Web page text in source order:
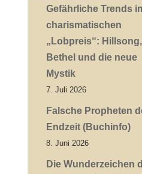
Gefährliche Trends
charismatischen
„Lobpreis“: Hillsong,
Bethel und die neue
Mystik
7. Juli 2026
Falsche Propheten
Endzeit (Buchinfo)
8. Juni 2026
Die Wunderzeichen